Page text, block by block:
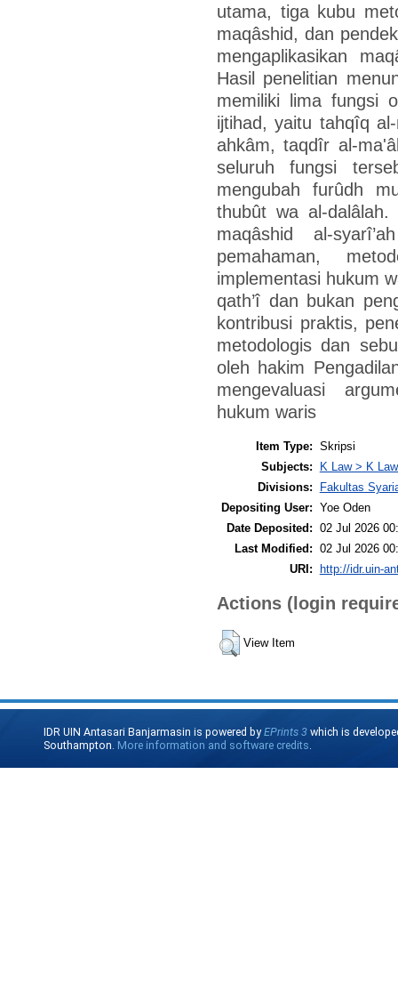
utama, tiga kubu
maqâshid, dan
mengaplikasikan
Hasil penelitian
memiliki lima fungsi
ijtihad, yaitu tahqîq
ahkâm, taqdîr al-
seluruh fungsi
mengubah furûdh
thubût wa al-dalâlah.
maqâshid al-
pemahaman,
implementasi hukum
qath’î dan bukan
kontribusi praktis,
metodologis dan
oleh hakim
mengevaluasi
hukum waris
Item Type: Skripsi
Subjects:
K Law > K
Divisions:
Fakultas
Depositing User: Yoe Oden
Date Deposited: 02 Jul 2026
Last Modified: 02 Jul 2026
URI: http://idr.uin-
Actions (login
View Item
IDR UIN Antasari Banjarmasin is powered byEPrints 3 which is
Southampton. More information and software credits.